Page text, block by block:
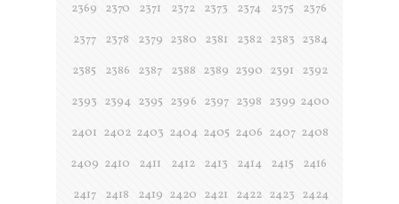
2369
2370 2371 2372 2373 2374 2375
2376
2377
2378 2379 2380 2381 2382 2383 2384
2385
2386 2387 2388 2389 2390 2391
2392
2393 2394 2395 2396 2397 2398 2399 2400
2401 2402 2403 2404 2405 2406 2407 2408
2409 2410 2411 2412 2413 2414 2415
2416
2417
2418 2419 2420 2421 2422 2423 2424